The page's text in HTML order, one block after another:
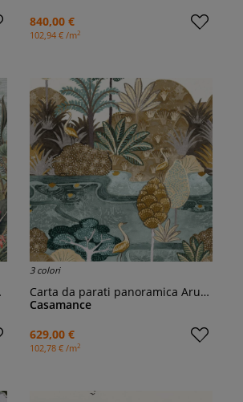
840,00 €
102,94 € /m2
3 colori
Carta da parati panoramica Aruba
Casamance
629,00 €
102,78 € /m2